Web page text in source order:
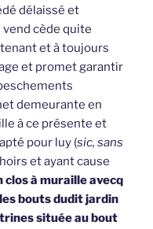
délaissé et
cède quite
et à toujours
et promet garantir
demeurante en
à ce présente et
pour luy (sic, sans
et ayant cause
clos à muraille avecq
bouts dudit jardin
située au bout